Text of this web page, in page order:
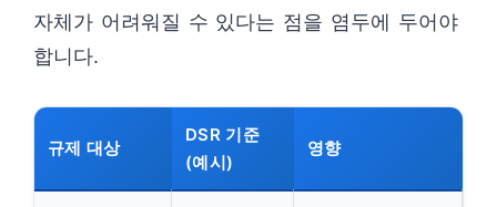
자체가 어려워질 수 있다는 점을 염두에 두어야
합니다.
규제 대상
DSR 기준
(예시)
영향